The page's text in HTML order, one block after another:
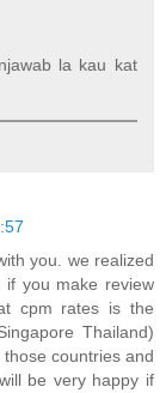
la kau kat
you. we realized
if you make review
cpm rates is the
Thailand)
countries and
be very happy if